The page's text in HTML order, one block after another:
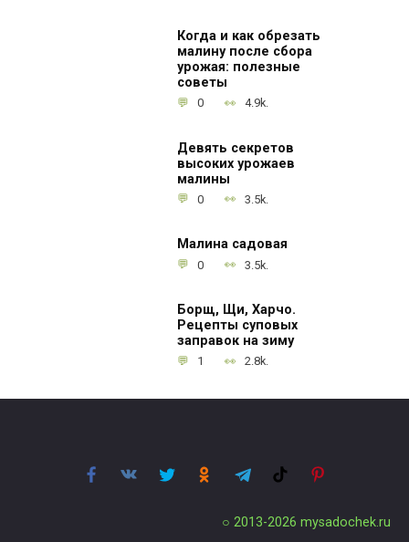
Когда и как обрезать
малину после сбора
урожая: полезные
советы
0 4.9k.
Девять секретов
высоких урожаев
малины
0 3.5k.
Малина садовая
0 3.5k.
Борщ, Щи, Харчо.
Рецепты суповых
заправок на зиму
1 2.8k.
○ 2013-2026 mysadochek.ru